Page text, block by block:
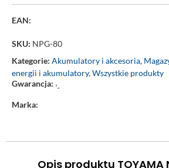
EAN:
SKU: NPG-80
Kategorie: Akumulatory i akcesoria,
energii i akumulatory,Wszystkie produkty
Gwarancja: ‘-
Marka:
Opis produktu TOYAMA